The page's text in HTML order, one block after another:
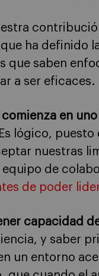
ha definido
que saben
a ser eficaces.
en
lógico,
nuestras
de
de poder
capacidad
y saber
un entorno